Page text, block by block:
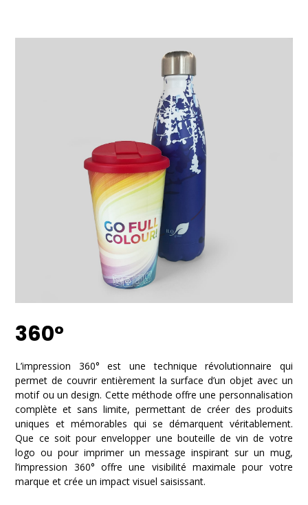
360°
L’impression 360° est une technique révolutionnaire qui
permet de couvrir entièrement la surface d’un objet avec un
motif ou un design. Cette méthode offre une personnalisation
complète et sans limite, permettant de créer des produits
uniques et mémorables qui se démarquent véritablement.
Que ce soit pour envelopper une bouteille de vin de votre
logo ou pour imprimer un message inspirant sur un mug,
l’impression 360° offre une visibilité maximale pour votre
marque et crée un impact visuel saisissant.